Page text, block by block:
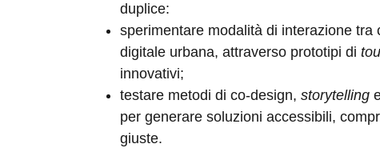
duplice:
sperimentare modalità di interazione tra
digitale urbana, attraverso prototipi di
innovativi;
testare metodi di co-design, storytelling
per generare soluzioni accessibili,
giuste.